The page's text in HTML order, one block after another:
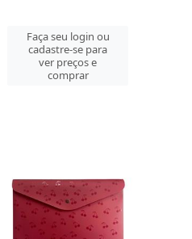
Faça seu login ou
cadastre-se para
ver preços e
comprar